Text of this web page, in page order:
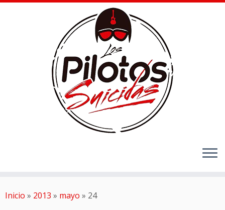
Inicio » 2013 » mayo » 24